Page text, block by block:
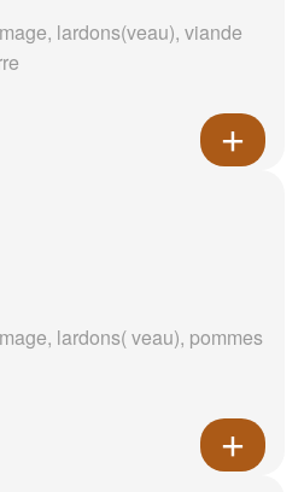
lardons(veau), viande
lardons( veau), pommes